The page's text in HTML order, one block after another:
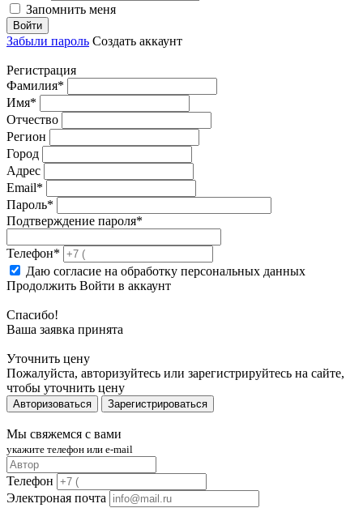
Запомнить меня
Забыли пароль Создать аккаунт
Регистрация
Фамилия*
Имя*
Отчество
Регион
Город
Адрес
Email*
Пароль*
Подтверждение пароля*
Телефон*
Даю согласие на обработку персональных данных
Продолжить Войти в аккаунт
Спасибо!
Ваша заявка принята
Уточнить цену
Пожалуйста, авторизуйтесь или зарегистрируйтесь на сайте,
чтобы уточнить цену
Авторизоваться Зарегистрироваться
Мы свяжемся с вами
укажите телефон или e-mail
Телефон
Электроная почта